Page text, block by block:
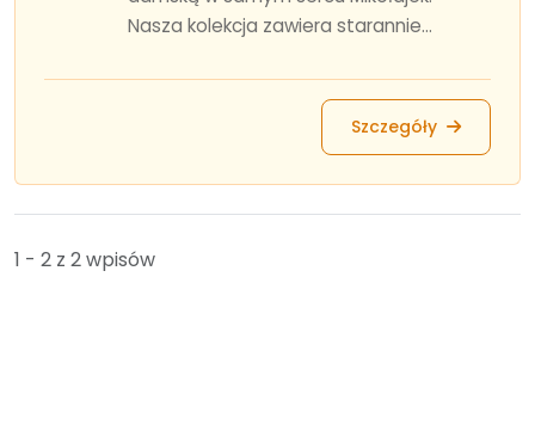
Nasza kolekcja zawiera starannie...
Szczegóły
1 - 2 z 2 wpisów